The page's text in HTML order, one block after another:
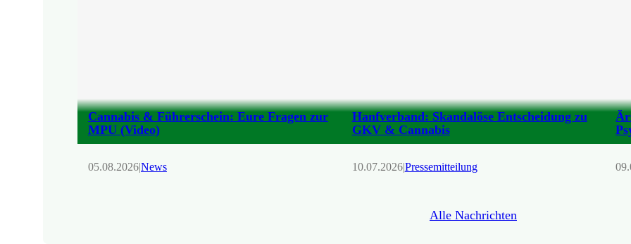
Cannabis & Führerschein: Eure Fragen zur
MPU (Video)
05.08.2026|News
Hanfverband: Skandalöse Entscheidung zu
GKV & Cannabis
10.07.2026|Pressemitteilung
Alle Nachrichten